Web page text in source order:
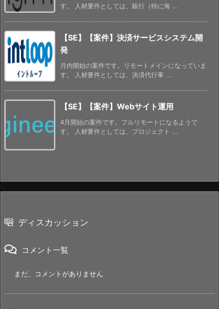
す。 人材要件としては、銀行（特に海 ...
【SE】【案件】決済サービスシステム開
発
月内開始の案件です。リモートメインになっていま
す。 人材要件としては、決済代行事 ...
【SE】【案件】Webサイト運用
4月開始の案件です。フルリモートになるようで
す。 人材要件としては、プロジェクト ...
ディスカッション
コメント一覧
まだ、コメントがありません